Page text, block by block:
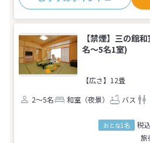
【禁煙】三の館
名～5名1室)
【広さ】12畳
2～5名
和室（夜景） バス
おとな1名 税込
旅